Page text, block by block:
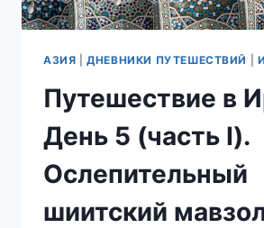
АЗИЯ |ДНЕВНИКИ ПУТЕШЕСТВИЙ
Путешествие в
День 5 (часть I).
Ослепительный
шиитский